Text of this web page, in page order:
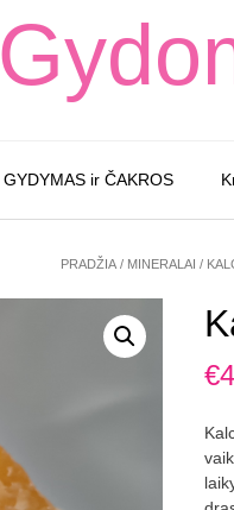
GYDYMAS ir ČAKROS
PRADŽIA / MINERALAI /
€